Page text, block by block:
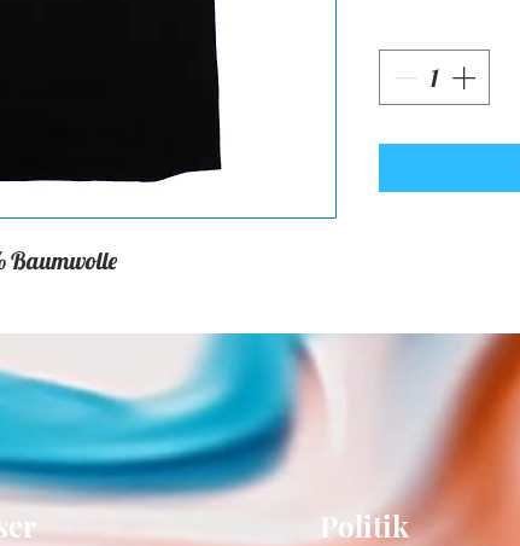
Baumwolle
Politik